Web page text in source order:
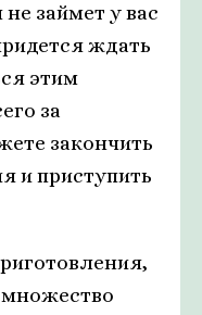
займет у вас
ждать
этим
за
закончить
и приступить
множество